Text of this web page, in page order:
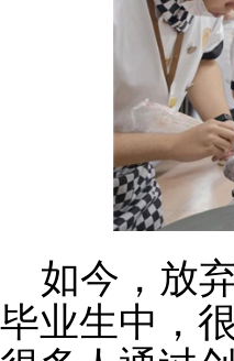
如今，放
毕业生中，